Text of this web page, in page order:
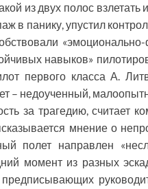
из двух полос
в панику, упустил
навыков»
первого класса А.
– недоученный,
за трагедию, считает
мнение о
полет направлен
момент из разных